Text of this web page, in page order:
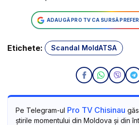
ADAUGĂ PRO TV CA SURSĂ
Etichete: Scandal MoldATSA
Pe Telegram-ul Pro TV Chisinau
știrile momentului din Moldova și din